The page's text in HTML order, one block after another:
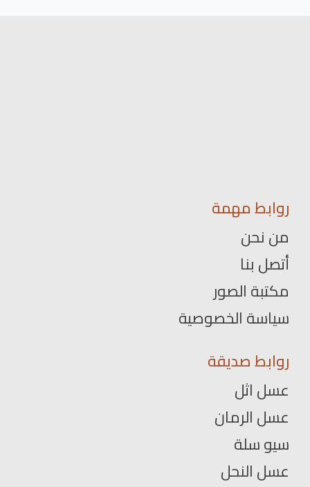
روابط مهمة
من نحن
أتصل بنا
مكتبة الصور
سياسة الخصوصية
روابط صديقة
عسل اثل
عسل الرمان
سيو سلة
عسل النحل